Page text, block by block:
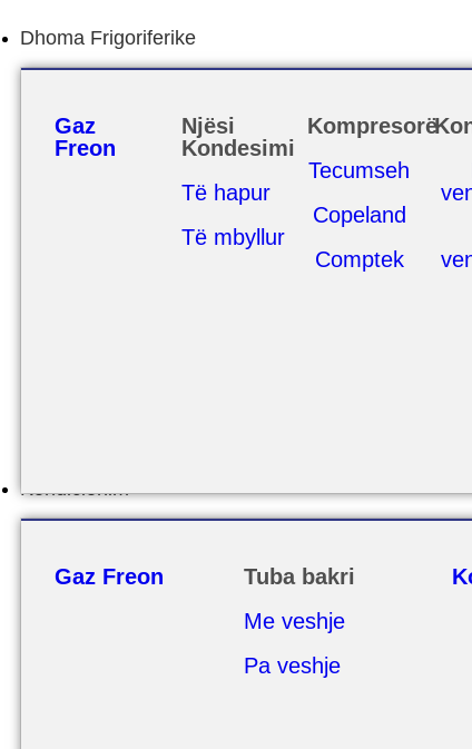
Dhoma Frigoriferike
Gaz
Freon
Njësi
Kondesimi
Të hapur
Të mbyllur
Kompresorë
Tecumseh
Copeland
Comptek
Kondicionim
Gaz Freon
Tuba bakri
Me veshje
Pa veshje